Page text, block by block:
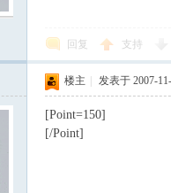
回复 支持
楼主 发表于 2007-
[Point=150]
[/Point]